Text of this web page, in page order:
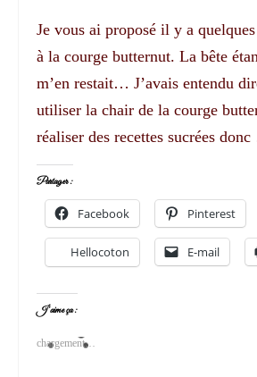
Je vous ai proposé il y a
à la courge butternut. La bête
m’en restait… J’avais entendu
utiliser la chair de la courge
réaliser des recettes sucrées
Partager :
Facebook Pinterest
Hellocoton E-mail
J’aime ça :
chargement…